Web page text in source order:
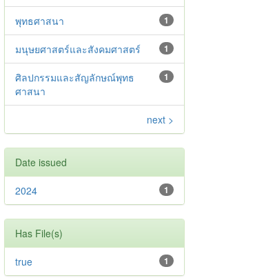
1
พุทธศาสนา
1
มนุษยศาสตร์และสังคมศาสตร์
1
ศิลปกรรมและสัญลักษณ์พุทธ
ศาสนา
next >
Date issued
1
2024
Has File(s)
1
true